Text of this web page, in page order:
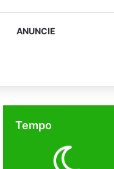
ANUNCIE
Tempo